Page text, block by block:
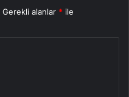
Gerekli alanlar * ile